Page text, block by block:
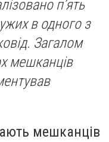
п’ять
в одного з
Загалом
мешканців
мешканців